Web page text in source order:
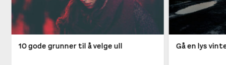
10 gode grunner til å velge ull Gå en lys